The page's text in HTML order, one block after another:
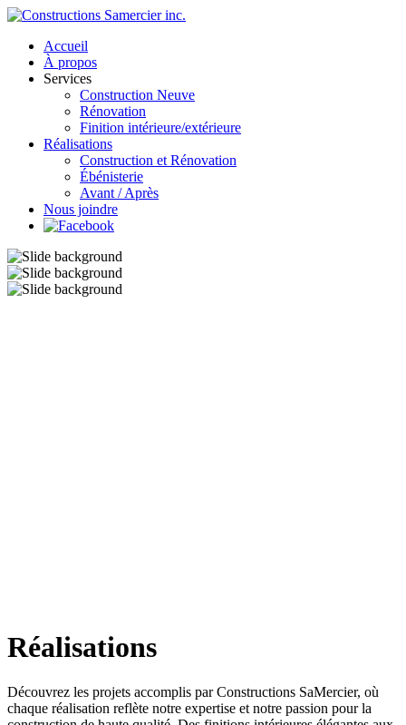
Accueil
À propos
Services
Construction Neuve
Rénovation
Finition intérieure/extérieure
Réalisations
Construction et Rénovation
Ébénisterie
Avant / Après
Nous joindre
Réalisations
Découvrez les projets accomplis par Constructions SaMercier, où
chaque réalisation reflète notre expertise et notre passion pour la